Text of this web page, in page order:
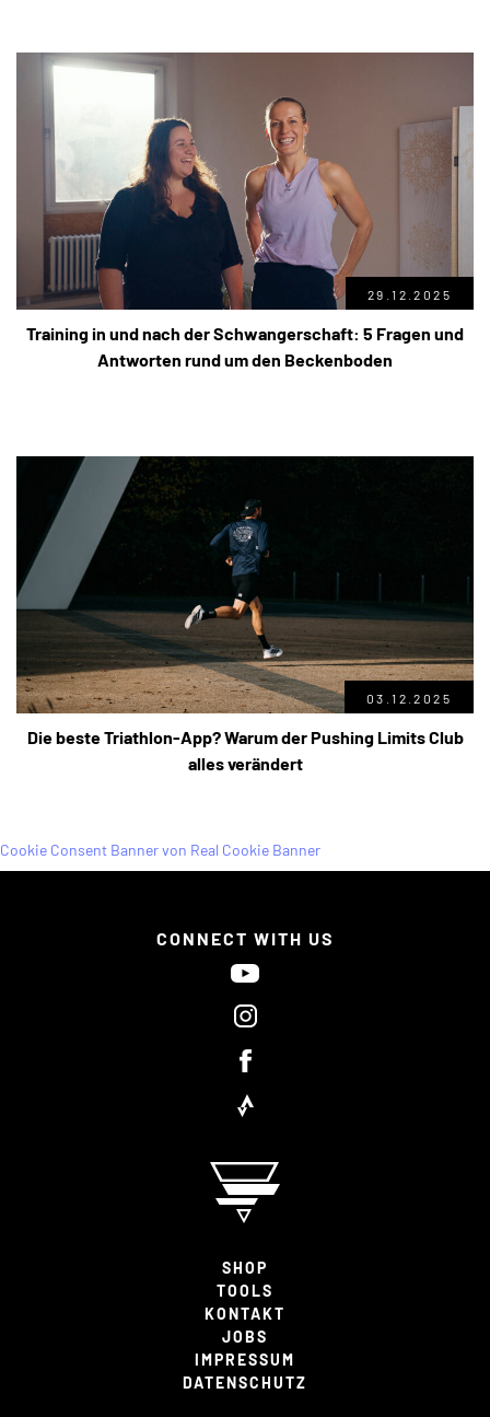
29.12.2025
Training in und nach der Schwangerschaft: 5 Fragen und
Antworten rund um den Beckenboden
03.12.2025
Die beste Triathlon-App? Warum der Pushing Limits Club
alles verändert
CONNECT WITH US
SHOP
TOOLS
KONTAKT
JOBS
IMPRESSUM
DATENSCHUTZ
Cookie Consent Banner von Real Cookie Banner